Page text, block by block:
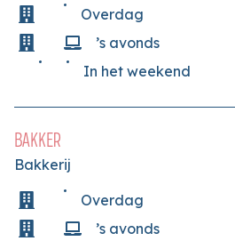
Overdag
’s avonds
In het weekend
BAKKER
Bakkerij
Overdag
’s avonds